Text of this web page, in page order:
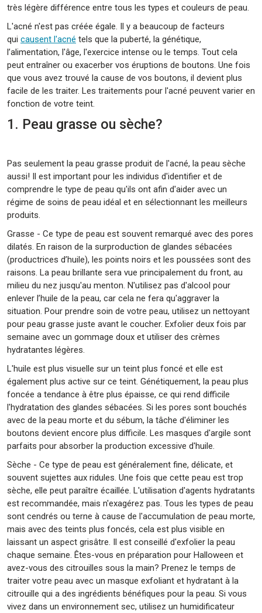
très légère différence entre tous les types et couleurs de peau.
L'acné n'est pas créée égale. Il y a beaucoup de facteurs
qui causent l'acné tels que la puberté, la génétique,
l’alimentation, l'âge, l'exercice intense ou le temps. Tout cela
peut entraîner ou exacerber vos éruptions de boutons. Une fois
que vous avez trouvé la cause de vos boutons, il devient plus
facile de les traiter. Les traitements pour l'acné peuvent varier en
fonction de votre teint.
1. Peau grasse ou sèche?
Pas seulement la peau grasse produit de l'acné, la peau sèche
aussi! Il est important pour les individus d'identifier et de
comprendre le type de peau qu'ils ont afin d'aider avec un
régime de soins de peau idéal et en sélectionnant les meilleurs
produits.
Grasse - Ce type de peau est souvent remarqué avec des pores
dilatés. En raison de la surproduction de glandes sébacées
(productrices d’huile), les points noirs et les poussées sont des
raisons. La peau brillante sera vue principalement du front, au
milieu du nez jusqu'au menton. N'utilisez pas d'alcool pour
enlever l’huile de la peau, car cela ne fera qu'aggraver la
situation. Pour prendre soin de votre peau, utilisez un nettoyant
pour peau grasse juste avant le coucher. Exfolier deux fois par
semaine avec un gommage doux et utiliser des crèmes
hydratantes légères.
L'huile est plus visuelle sur un teint plus foncé et elle est
également plus active sur ce teint. Génétiquement, la peau plus
foncée a tendance à être plus épaisse, ce qui rend difficile
l'hydratation des glandes sébacées. Si les pores sont bouchés
avec de la peau morte et du sébum, la tâche d'éliminer les
boutons devient encore plus difficile. Les masques d'argile sont
parfaits pour absorber la production excessive d'huile.
Sèche - Ce type de peau est généralement fine, délicate, et
souvent sujettes aux ridules. Une fois que cette peau est trop
sèche, elle peut paraître écaillée. L'utilisation d'agents hydratants
est recommandée, mais n'exagérez pas. Tous les types de peau
sont cendrés ou terne à cause de l'accumulation de peau morte,
mais avec des teints plus foncés, cela est plus visible en
laissant un aspect grisâtre. Il est conseillé d'exfolier la peau
chaque semaine. Êtes-vous en préparation pour Halloween et
avez-vous des citrouilles sous la main? Prenez le temps de
traiter votre peau avec un masque exfoliant et hydratant à la
citrouille qui a des ingrédients bénéfiques pour la peau. Si vous
vivez dans un environnement sec, utilisez un humidificateur